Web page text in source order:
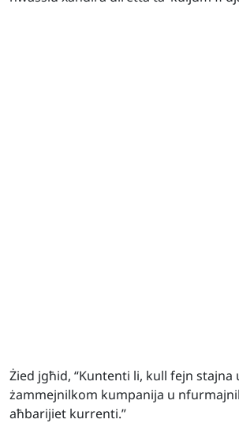
Żied jgħid, “Kuntenti li, kull fejn stajna
żammejnilkom kumpanija u
aħbarijiet kurrenti.”